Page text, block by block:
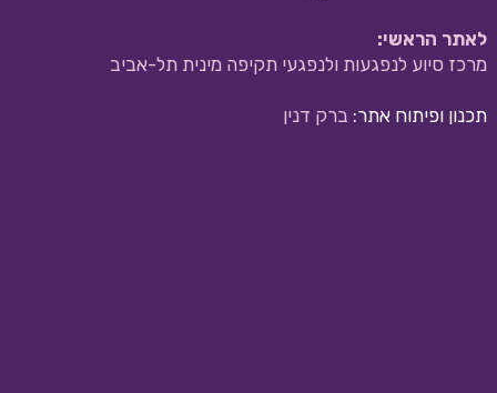
לאתר הראשי:
מרכז סיוע לנפגעות ולנפגעי תקיפה מינית תל-אביב
תכנון ופיתוח אתר: ברק דנין